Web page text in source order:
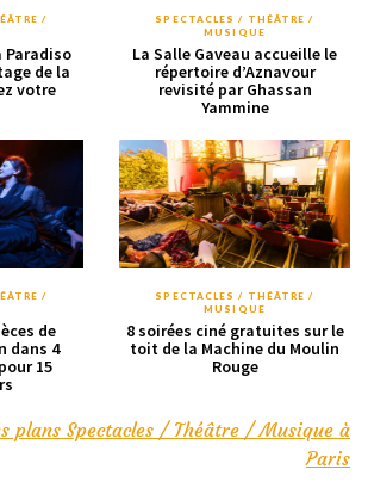
/
Paradiso
de la
votre
SPECTACLES / THÉÂTRE /
MUSIQUE
La Salle Gaveau accueille le
répertoire d’Aznavour
revisité par Ghassan
Yammine
/
de
dans 4
15
SPECTACLES / THÉÂTRE /
MUSIQUE
8 soirées ciné gratuites sur le
toit de la Machine du Moulin
Rouge
plans Spectacles / Théâtre / Musique à
Paris